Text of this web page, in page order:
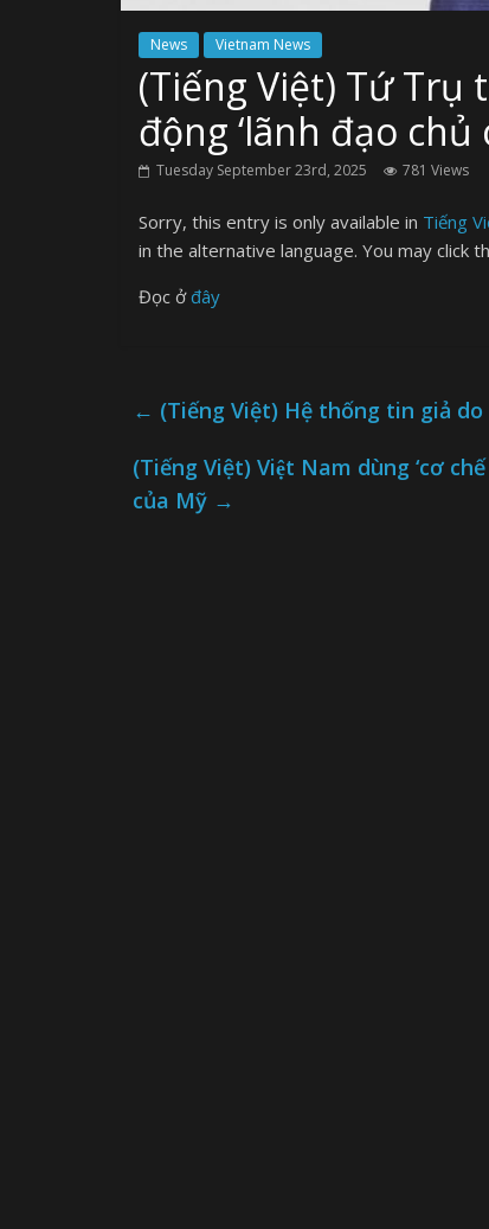
News Vietnam News
(Tiếng Việt) Tứ Trụ
động ‘lãnh đạo chủ
Tuesday September 23rd, 2025 781 Views
Sorry, this entry is only available in Tiếng
in the alternative language. You may click
Đọc ởđây
← (Tiếng Việt) Hệ thống tin giả
(Tiếng Việt) Việt Nam dùng ‘cơ
của Mỹ →